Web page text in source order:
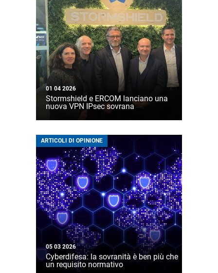
01 04 2026
Stormshield e ERCOM lanciano una
nuova VPN IPsec sovrana
ARTICOLI DI OPINIONE
05 03 2026
Cyberdifesa: la sovranità è ben più che
un requisito normativo